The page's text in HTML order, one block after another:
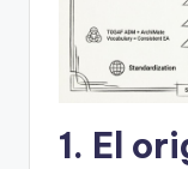
1. El